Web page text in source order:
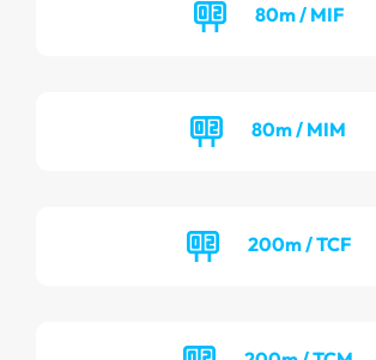
80m / MIF
80m / MIM
200m / TCF